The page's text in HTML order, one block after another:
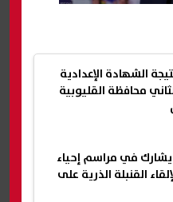
الشهادة الإعدادية
الثاني محافظة القليوبية
يشارك في مراسم إحياء
الـ81 لإلقاء القنبلة الذرية على